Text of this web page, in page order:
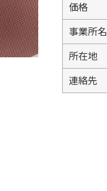
価格
事業所名
所在地
連絡先